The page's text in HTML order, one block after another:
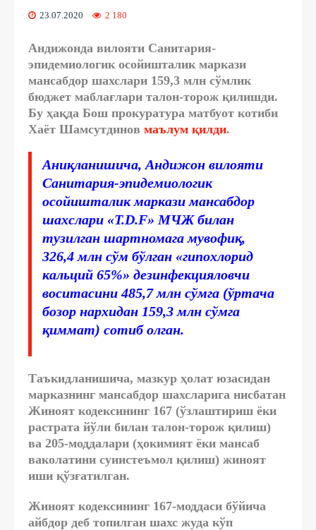
23.07.2020 2 180
Андижонда вилояти Санитария-
эпидемиологик осойишталик маркази
мансабдор шахслари 159,3 млн сўмлик
бюджет маблағлари талон-торож қилишди.
Бу ҳақда Бош прокуратура матбуот котиби
Хаёт Шамсутдинов маълум қилди.
Аниқланишича, Андижон вилояти
Санитария-эпидемиологик
осойишталик маркази мансабдор
шахслари «T.D.F» МЧЖ билан
тузилган шартномага мувофиқ,
326,4 млн сўм бўлган «гипохлорид
кальций 65%» дезинфекцияловчи
воситасини 485,7 млн сўмга (ўртача
бозор нархидан 159,3 млн сўмга
қиммат) сотиб олган.
Таъкидланишича, мазкур ҳолат юзасидан
марказнинг мансабдор шахсларига нисбатан
Жиноят кодексининг 167 (ўзлаштириш ёки
растрата йўли билан талон-торож қилиш)
ва 205-моддалари (ҳокимият ёки мансаб
ваколатини суиистеъмол қилиш) жиноят
иши қўзғатилган.
Жиноят кодексининг 167-моддаси бўйича
айбдор деб топилган шахс жуда кўп